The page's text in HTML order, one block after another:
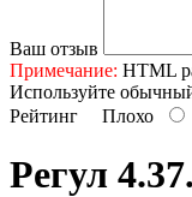
Ваш отзыв
Примечание: HTML
Используйте
Рейтинг Плохо
Регул